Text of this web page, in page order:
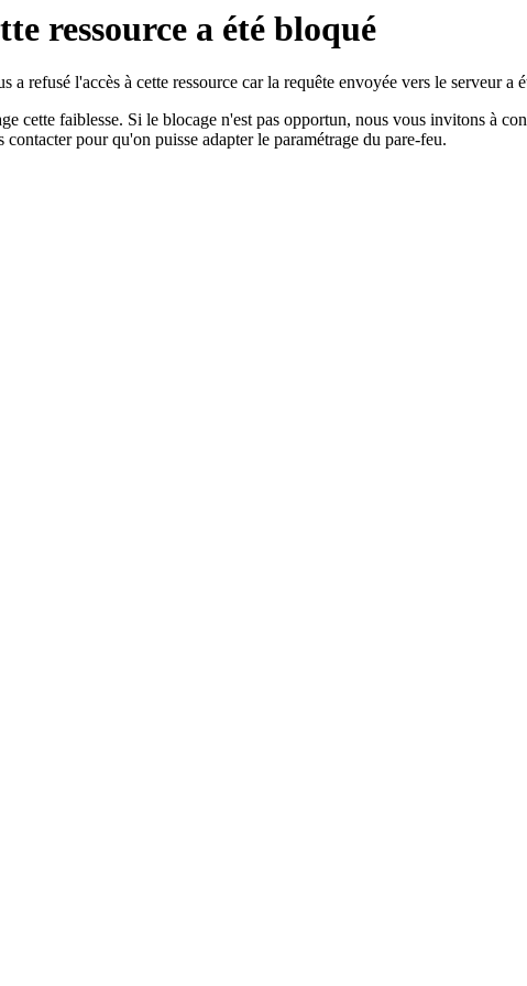
ressource a été bloqué
refusé l'accès à cette ressource car la requête envoyée vers le serveur a
cette faiblesse. Si le blocage n'est pas opportun, nous vous invitons à
pour qu'on puisse adapter le paramétrage du pare-feu.